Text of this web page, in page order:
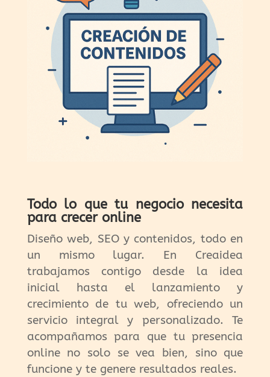
Todo lo que tu negocio necesita
para crecer online
Diseño web, SEO y contenidos, todo en
un mismo lugar. En Creaidea
trabajamos contigo desde la idea
inicial hasta el lanzamiento y
crecimiento de tu web, ofreciendo un
servicio integral y personalizado. Te
acompañamos para que tu presencia
online no solo se vea bien, sino que
funcione y te genere resultados reales.